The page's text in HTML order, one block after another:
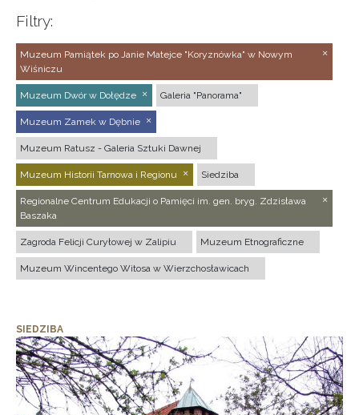
Filtry:
Muzeum Pamiątek po Janie Matejce "Koryznówka" w Nowym
Wiśniczu
Muzeum Dwór w Dołędze Galeria "Panorama"
Muzeum Zamek w Dębnie
Muzeum Ratusz - Galeria Sztuki Dawnej
Muzeum Historii Tarnowa i Regionu Siedziba
Regionalne Centrum Edukacji o Pamięci im. gen. bryg. Zdzisława
Baszaka
Zagroda Felicji Curyłowej w Zalipiu Muzeum Etnograficzne
Muzeum Wincentego Witosa w Wierzchosławicach
SIEDZIBA